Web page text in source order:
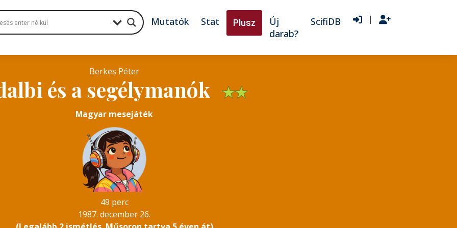
Mutatók Stat Plusz
Új
darab?
ScifiDB |
Berkes Péter
és a segélymanók ★★
Magyar mesejáték
49 perc
1987. december 26.